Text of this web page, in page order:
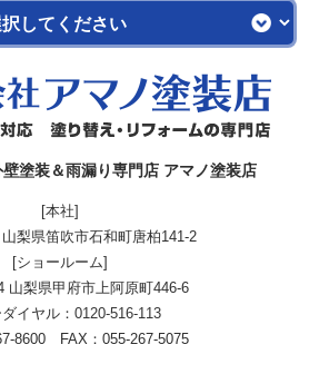
塗装＆雨漏り専門店 アマノ塗装店
[本社]
梨県笛吹市石和町唐柏141-2
[ショールーム]
山梨県甲府市上阿原町446-6
イヤル： 0120-516-113
8600 FAX：055-267-5075